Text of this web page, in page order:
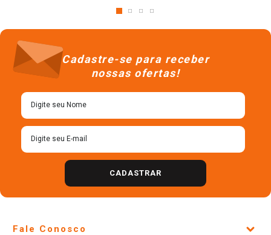
Cadastre-se para receber
nossas ofertas!
CADASTRAR
Fale Conosco